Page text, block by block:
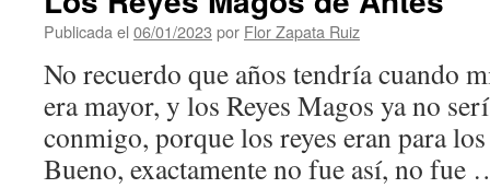
Publicada el 06/01/2023 por Flor Zapata Ruiz
No recuerdo que años tendría cuando
era mayor, y los Reyes Magos ya no
conmigo, porque los reyes eran para
Bueno, exactamente no fue así, no